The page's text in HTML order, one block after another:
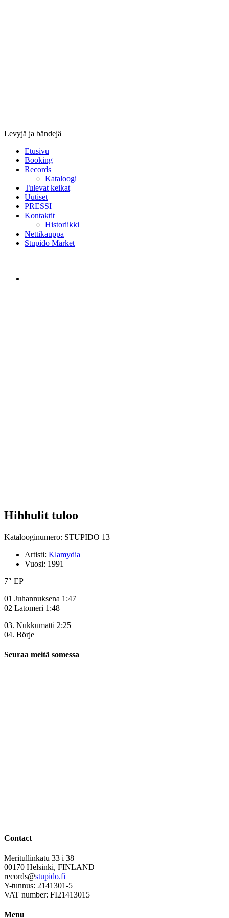
Levyjä ja bändejä
Etusivu
Booking
Records
Kataloogi
Tulevat keikat
Uutiset
PRESSI
Kontaktit
Historiikki
Nettikauppa
Stupido Market
Hihhulit tuloo
Katalooginumero: STUPIDO 13
Artisti: Klamydia
Vuosi: 1991
7″ EP
01 Juhannuksena 1:47
02 Latomeri 1:48
03. Nukkumatti 2:25
04. Börje
Seuraa meitä somessa
Contact
Meritullinkatu 33 i 38
00170 Helsinki, FINLAND
records@stupido.fi
Y-tunnus: 2141301-5
VAT number: FI21413015
Menu